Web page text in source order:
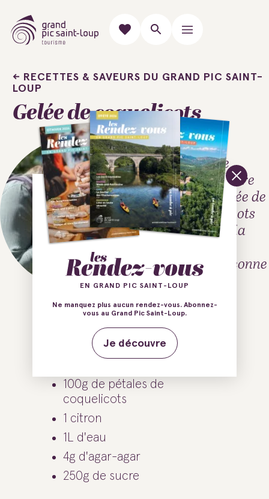
RECETTES & SAVEURS DU GRAND PIC SAINT-
LOUP
Gelée de coquelicots
Recette
printanière
de la gelée de
coquelicots
par Alicia
Sauvageonne
Ingrédients :
100g de pétales de
coquelicots
1 citron
1L d'eau
4g d'agar-agar
250g de sucre
EN GRAND PIC SAINT-LOUP
Ne manquez plus aucun rendez-vous. Abonnez-
vous au Grand Pic Saint-Loup.
Je découvre